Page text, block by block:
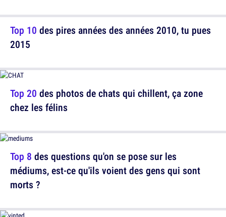
Top 20 des photos de chats qui chillent, ça zone
chez les félins
Top 10 des pires années des années 2010, tu pues
2015
Top 8 des questions qu'on se pose sur les
médiums, est-ce qu'ils voient des gens qui sont
morts ?